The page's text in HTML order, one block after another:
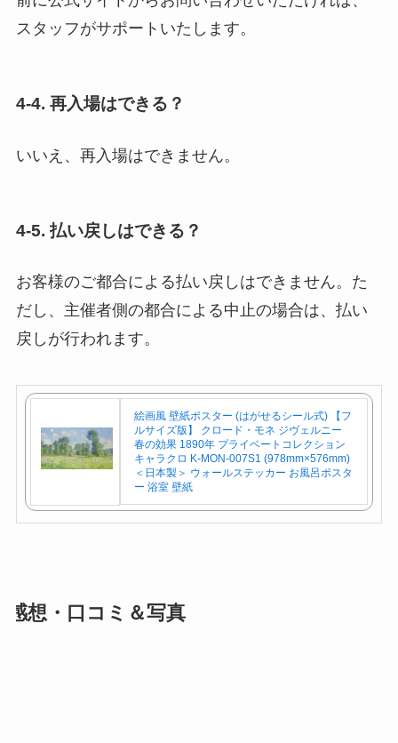
スタッフがサポートいたします。
4-4. 再入場はできる？
いいえ、再入場はできません。
4-5. 払い戻しはできる？
お客様のご都合による払い戻しはできません。た
だし、主催者側の都合による中止の場合は、払い
戻しが行われます。
絵画風 壁紙ポスター (はがせるシール式) 【フ
ルサイズ版】 クロード・モネ ジヴェルニー
春の効果 1890年 プライベートコレクション
キャラクロ K-MON-007S1 (978mm×576mm)
＜日本製＞ ウォールステッカー お風呂ポスタ
ー 浴室 壁紙
感想・口コミ＆写真